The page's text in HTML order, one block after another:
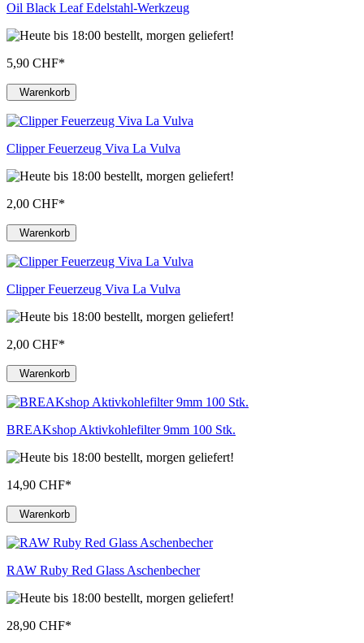
Oil Black Leaf Edelstahl-Werkzeug
5,90 CHF*
Warenkorb
Clipper Feuerzeug Viva La Vulva
2,00 CHF*
Warenkorb
Clipper Feuerzeug Viva La Vulva
2,00 CHF*
Warenkorb
BREAKshop Aktivkohlefilter 9mm 100 Stk.
14,90 CHF*
Warenkorb
RAW Ruby Red Glass Aschenbecher
28,90 CHF*